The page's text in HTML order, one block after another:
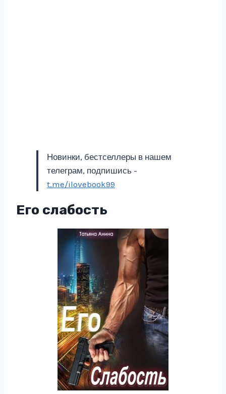
Новинки, бестселлеры в нашем
телеграм, подпишись -
t.me/ilovebook99
Его слабость